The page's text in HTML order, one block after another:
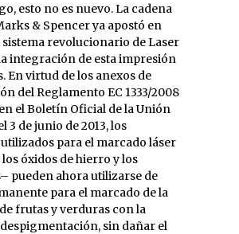
esto no es nuevo. La cadena
& Spencer ya apostó en
sistema revolucionario de Laser
integración de esta impresión
En virtud de los anexos de
del Reglamento EC 1333/2008
el Boletín Oficial de la Unión
3 de junio de 2013, los
para el marcado láser
óxidos de hierro y los
pueden ahora utilizarse de
para el marcado de la
frutas y verduras con la
sin dañar el